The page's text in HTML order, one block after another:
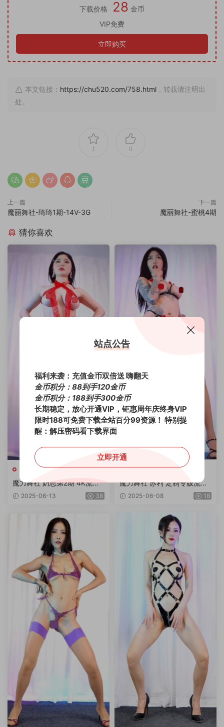
下载价格 28 金币
VIP免费
立即购买
本文链接： https://chu520.com/758.html ，转载请注明出
处。
1 0
上一篇
魔丽舞社-琦琦1期-14V-3G
下一篇
魔丽舞社-蜜桃4期
猜你喜欢
舞团分类
魔力舞社 奶思第2期 4K流出
版6V2025-06-13 38
舞团分类
魔力舞社 苏利 定制专版流出
3V4K2025-06-08 18
站点公告
福利来袭：充值金币双倍送 嗨翻天
金币积分：88到手120金币
金币积分：188到手300金币
长期稳定，放心开通VIP，钜惠周年庆终身VIP
限时188可免费下载全站百分99资源！ 特别提
醒：解压密码看下载界面
立即开通